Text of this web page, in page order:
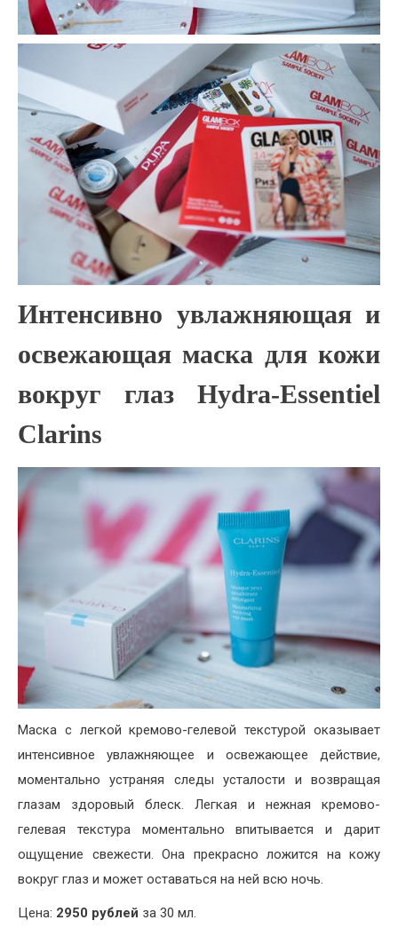
Интенсивно увлажняющая и
освежающая маска для кожи
вокруг глаз Hydra-Essentiel
Clarins
Маска с легкой кремово-гелевой текстурой оказывает
интенсивное увлажняющее и освежающее действие,
моментально устраняя следы усталости и возвращая
глазам здоровый блеск. Легкая и нежная кремово-
гелевая текстура моментально впитывается и дарит
ощущение свежести. Она прекрасно ложится на кожу
вокруг глаз и может оставаться на ней всю ночь.
Цена: 2950 рублей за 30 мл.